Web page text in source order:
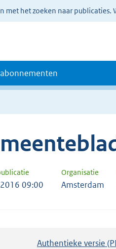
met het zoeken naar publicaties.
Organisatie
09:00 Amsterdam
Authentieke versie